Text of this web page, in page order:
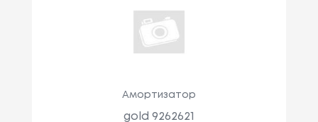
Амортизатор
gold 9262621